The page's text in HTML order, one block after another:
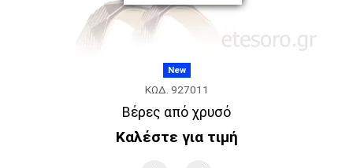
New
ΚΩΔ. 927011
Βέρες από χρυσό
Καλέστε για τιμή